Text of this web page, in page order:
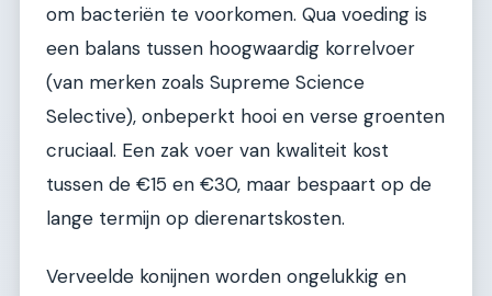
om bacteriën te voorkomen. Qua voeding is
een balans tussen hoogwaardig korrelvoer
(van merken zoals Supreme Science
Selective), onbeperkt hooi en verse groenten
cruciaal. Een zak voer van kwaliteit kost
tussen de €15 en €30, maar bespaart op de
lange termijn op dierenartskosten.
Verveelde konijnen worden ongelukkig en